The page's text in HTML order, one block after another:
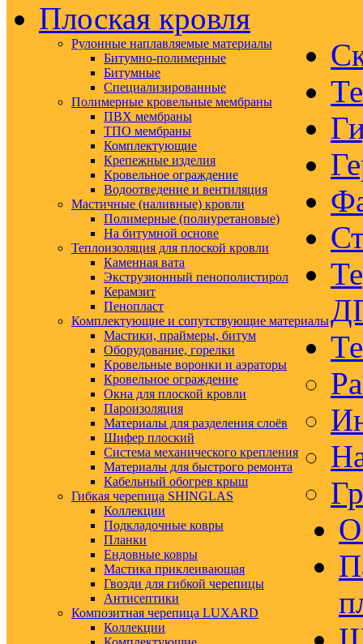
Плоская кровля
Рулонные наплавляемые материалы
Битумно-полимерные
Битумные
Специализированные
Полимерные кровельные мембраны
ПВХ мембраны
ТПО мембраны
Комплектующие
Крепежные изделия
Кровельное ограждение
Водоотведение и вентиляция
Мастичные (наливные) кровли
Полимерные (полиуретановые)
На битумной основе
Теплоизоляция для плоской кровли
Каменная вата
Экструзионный пенополистирол
Керамзит
Пенопласт
Комплектующие и сопутствующие материалы
Мастики, праймеры, битум
Оборудование, горелки
Кровельные воронки и аэраторы
Кровельное ограждение
Окна для плоской кровли
Пароизоляция
Материалы для разделения слоёв
Шифер плоский
Система механического крепления
Материалы для быстрого ремонта
Кабельный обогрев крыш
Гибкая черепица SHINGLAS
Коллекции
Подкладочные ковры
Планки
Ендовные ковры
Мастика приклеивающая
Гвозди для гибкой черепицы
Антисептики
Композитная черепица LUXARD
Коллекции